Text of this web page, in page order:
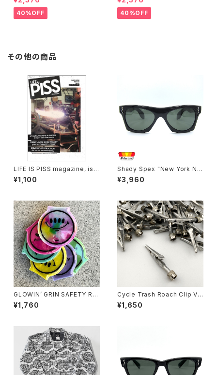
ient lenses
40%OFF
Grey lenses
40%OFF
その他の商品
LIFE IS PISS magazine, iss
ue#02
¥1,100
Shady Spex "New York Nig
ht Train-The classic" sung
lasses, Black/Polarized G1
¥3,960
GLOWIN’ GRIN SAFETY RE
FLECTOR LIGHT, ver.2 by
Burrito Breath x Rubbish R
¥1,760
Cycle Trash Roach Clip Val
ve Cap ver.2, zinc
¥1,650